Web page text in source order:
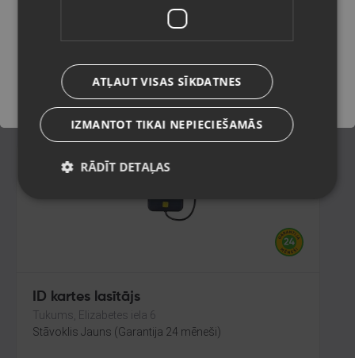
Stāvoklis Jauns (Garantija 24 mēneši)
€
ID kartes lasītājs
Tukums, Elizabetes iela 6
Stāvoklis Jauns (Garantija 24 mēneši)
Saglabāt
ATĻAUT VISAS SĪKDATNES
IZMANTOT TIKAI NEPIECIEŠAMĀS
RĀDĪT DETAĻAS